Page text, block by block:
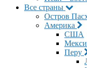
Все страны
Остров
Америка
США
Перу